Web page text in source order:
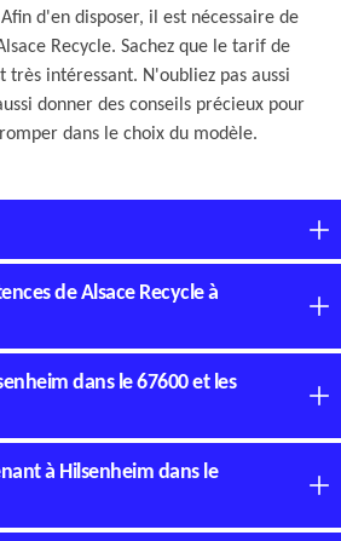
d'en disposer, il est nécessaire de
Recycle. Sachez que le tarif de
très intéressant. N'oubliez pas aussi
donner des conseils précieux pour
dans le choix du modèle.
de Alsace Recycle à
dans le 67600 et les
à Hilsenheim dans le